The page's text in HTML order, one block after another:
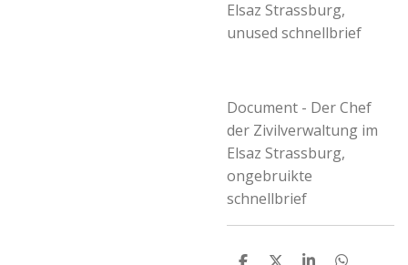
Elsaz Strassburg,
unused schnellbrief
Document - Der Chef
der Zivilverwaltung im
Elsaz Strassburg,
ongebruikte
schnellbrief